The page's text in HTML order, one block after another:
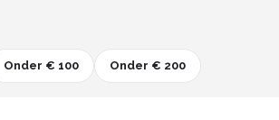
Onder € 100 Onder € 200